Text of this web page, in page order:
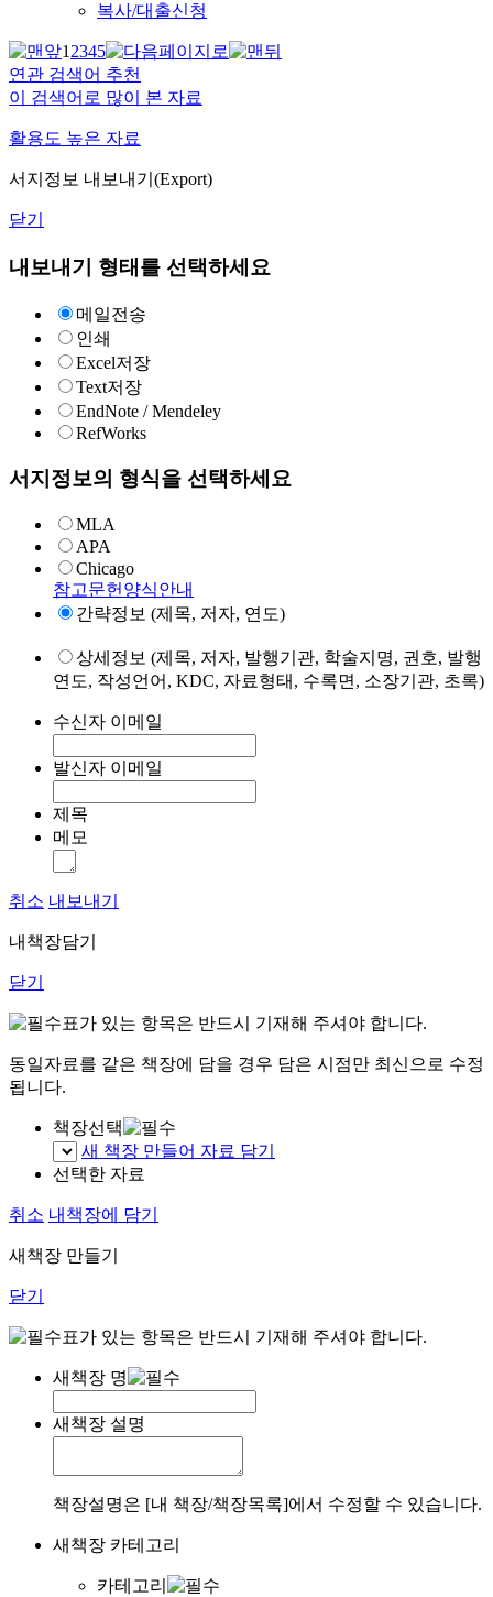
복사/대출신청
12345
연관 검색어 추천
이 검색어로 많이 본 자료
활용도 높은 자료
서지정보 내보내기(Export)
닫기
내보내기 형태를 선택하세요
메일전송
인쇄
Excel저장
Text저장
EndNote / Mendeley
RefWorks
서지정보의 형식을 선택하세요
MLA
APA
Chicago
참고문헌양식안내
간략정보 (제목, 저자, 연도)
상세정보 (제목, 저자, 발행기관, 학술지명, 권호, 발행
연도, 작성언어, KDC, 자료형태, 수록면, 소장기관, 초록)
수신자 이메일
발신자 이메일
제목
메모
취소 내보내기
내책장담기
닫기
표가 있는 항목은 반드시 기재해 주셔야 합니다.
동일자료를 같은 책장에 담을 경우 담은 시점만 최신으로 수정
됩니다.
책장선택
새 책장 만들어 자료 담기
선택한 자료
취소 내책장에 담기
새책장 만들기
닫기
표가 있는 항목은 반드시 기재해 주셔야 합니다.
새책장 명
새책장 설명
책장설명은 [내 책장/책장목록]에서 수정할 수 있습니다.
새책장 카테고리
카테고리